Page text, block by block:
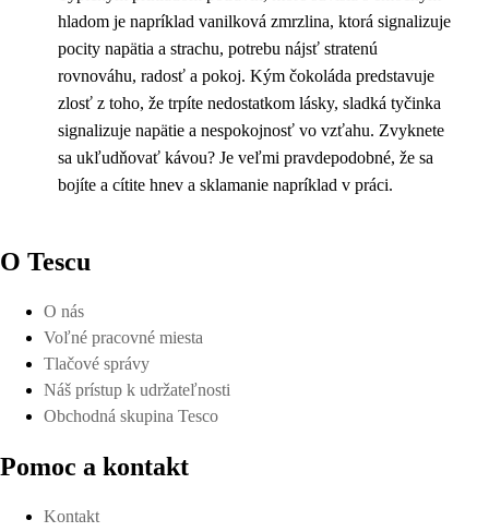
hladom je napríklad vanilková zmrzlina, ktorá signalizuje
pocity napätia a strachu, potrebu nájsť stratenú
rovnováhu, radosť a pokoj. Kým čokoláda predstavuje
zlosť z toho, že trpíte nedostatkom lásky, sladká tyčinka
signalizuje napätie a nespokojnosť vo vzťahu. Zvyknete
sa ukľudňovať kávou? Je veľmi pravdepodobné, že sa
bojíte a cítite hnev a sklamanie napríklad v práci.
O Tescu
O nás
Voľné pracovné miesta
Tlačové správy
Náš prístup k udržateľnosti
Obchodná skupina Tesco
Pomoc a kontakt
Kontakt